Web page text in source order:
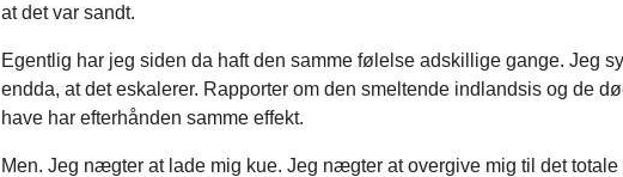
at det var sandt.
Egentlig har jeg siden da haft den samme følelse adskillige gange. Jeg
endda, at det eskalerer. Rapporter om den smeltende indlandsis og de
have har efterhånden samme effekt.
Men. Jeg nægter at lade mig kue. Jeg nægter at overgive mig til det totale